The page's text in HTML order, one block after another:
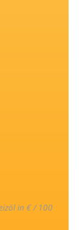
in € / 100